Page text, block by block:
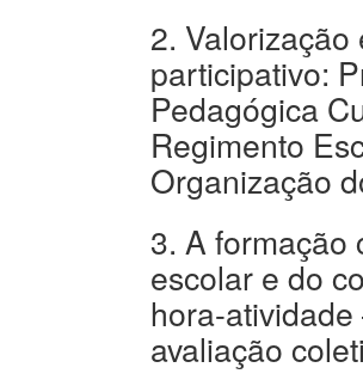
2.
participativo:
Pedagógica
Regimento
Organização
3. A formação
escolar e do
hora-
avaliação